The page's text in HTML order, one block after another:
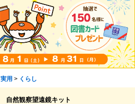
実用 > くらし
自然観察望遠鏡キット